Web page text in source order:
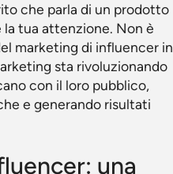
che parla di un prodotto
tua attenzione. Non è
marketing di influencer in
sta rivoluzionando
con il loro pubblico,
e generando risultati
una